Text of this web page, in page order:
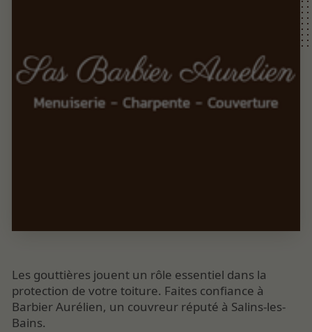
Les gouttières jouent un rôle essentiel dans la
protection de votre toiture. Faites confiance à
Barbier Aurélien, un couvreur réputé à Salins-les-
Bains.